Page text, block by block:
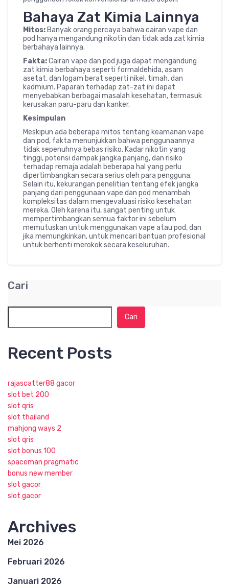
Bahaya Zat Kimia Lainnya
Mitos: Banyak orang percaya bahwa cairan vape dan
pod hanya mengandung nikotin dan tidak ada zat kimia
berbahaya lainnya.
Fakta:Cairan vape dan pod juga dapat mengandung
zat kimia berbahaya seperti formaldehida, asam
asetat, dan logam berat seperti nikel, timah, dan
kadmium. Paparan terhadap zat-zat ini dapat
menyebabkan berbagai masalah kesehatan, termasuk
kerusakan paru-paru dan kanker.
Kesimpulan
Meskipun ada beberapa mitos tentang keamanan vape
dan pod, fakta menunjukkan bahwa penggunaannya
tidak sepenuhnya bebas risiko. Kadar nikotin yang
tinggi, potensi dampak jangka panjang, dan risiko
terhadap remaja adalah beberapa hal yang perlu
dipertimbangkan secara serius oleh para pengguna.
Selain itu, kekurangan penelitian tentang efek jangka
panjang dari penggunaan vape dan pod menambah
kompleksitas dalam mengevaluasi risiko kesehatan
mereka. Oleh karena itu, sangat penting untuk
mempertimbangkan semua faktor ini sebelum
memutuskan untuk menggunakan vape atau pod, dan
jika memungkinkan, untuk mencari bantuan profesional
untuk berhenti merokok secara keseluruhan.
Cari
Cari
Recent Posts
rajascatter88 gacor
slot bet 200
slot qris
slot thailand
mahjong ways 2
slot qris
slot bonus 100
spaceman pragmatic
bonus new member
slot gacor
slot gacor
Archives
Mei 2026
Februari 2026
Januari 2026